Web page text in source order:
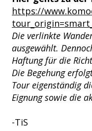
https://
Die verlinkte
ausgewählt.
Haftung für die
Die Begehung
Tour eigenständig
Eignung sowie die
-TiS